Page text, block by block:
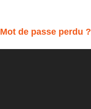
Mot de passe perdu ?